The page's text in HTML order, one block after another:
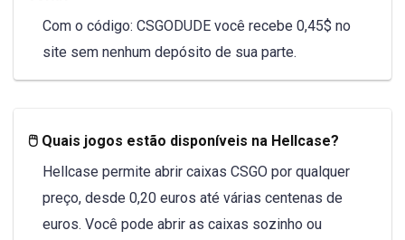
Com o código: CSGODUDE você recebe 0,45$ no
site sem nenhum depósito de sua parte.
🖱️ Quais jogos estão disponíveis na Hellcase?
Hellcase permite abrir caixas CSGO por qualquer
preço, desde 0,20 euros até várias centenas de
euros. Você pode abrir as caixas sozinho ou